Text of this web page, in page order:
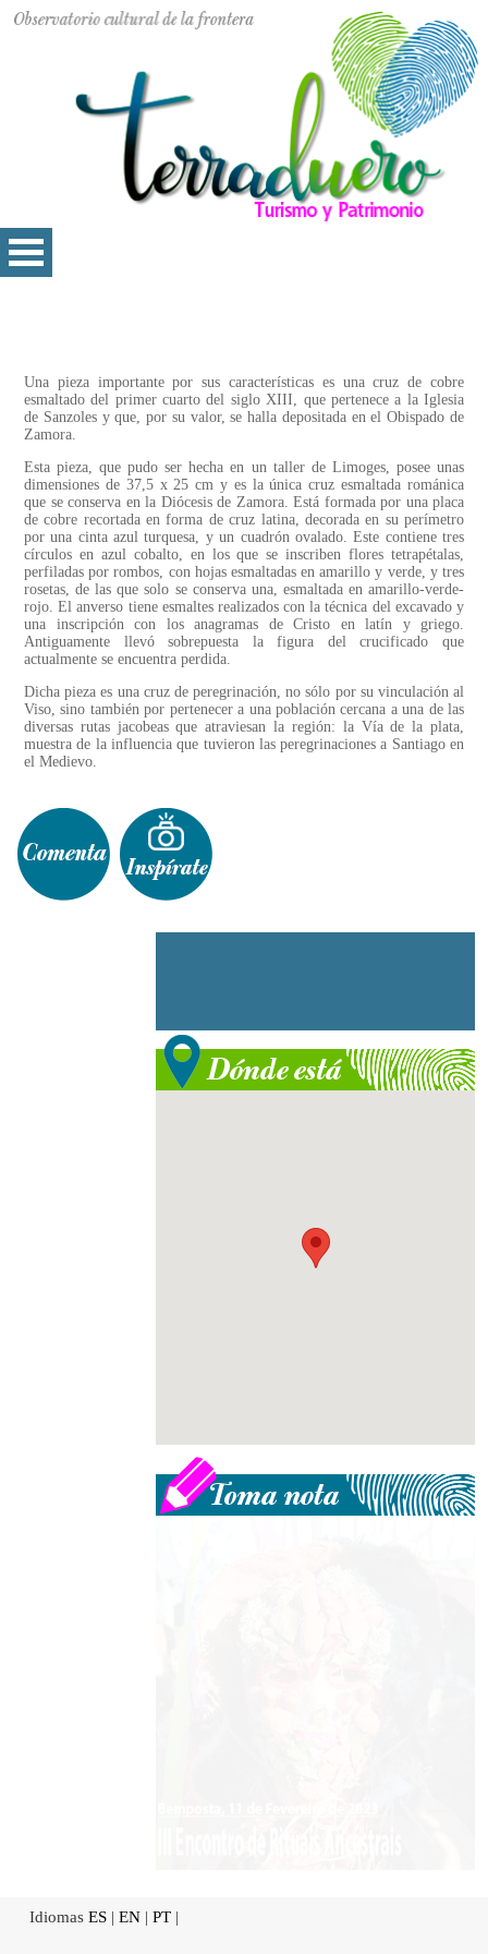
Una pieza importante por sus características es una cruz de cobre
esmaltado del primer cuarto del siglo XIII, que pertenece a la Iglesia
de Sanzoles y que, por su valor, se halla depositada en el Obispado de
Zamora.
Esta pieza, que pudo ser hecha en un taller de Limoges, posee unas
dimensiones de 37,5 x 25 cm y es la única cruz esmaltada románica
que se conserva en la Diócesis de Zamora. Está formada por una placa
de cobre recortada en forma de cruz latina, decorada en su perímetro
por una cinta azul turquesa, y un cuadrón ovalado. Este contiene tres
círculos en azul cobalto, en los que se inscriben flores tetrapétalas,
perfiladas por rombos, con hojas esmaltadas en amarillo y verde, y tres
rosetas, de las que solo se conserva una, esmaltada en amarillo-verde-
rojo. El anverso tiene esmaltes realizados con la técnica del excavado y
una inscripción con los anagramas de Cristo en latín y griego.
Antiguamente llevó sobrepuesta la figura del crucificado que
actualmente se encuentra perdida.
Dicha pieza es una cruz de peregrinación, no sólo por su vinculación al
Viso, sino también por pertenecer a una población cercana a una de las
diversas rutas jacobeas que atraviesan la región: la Vía de la plata,
muestra de la influencia que tuvieron las peregrinaciones a Santiago en
el Medievo.
Idiomas ES | EN | PT |